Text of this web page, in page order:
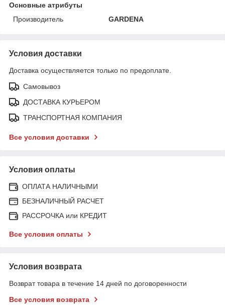
Основные атрибуты
Производитель
GARDENA
Условия доставки
Доставка осуществляется только по предоплате.
Самовывоз
ДОСТАВКА КУРЬЕРОМ
ТРАНСПОРТНАЯ КОМПАНИЯ
Все условия доставки
Условия оплаты
ОПЛАТА НАЛИЧНЫМИ
БЕЗНАЛИЧНЫЙ РАСЧЕТ
РАССРОЧКА или КРЕДИТ
Все условия оплаты
Условия возврата
Возврат товара в течение 14 дней по договоренности
Все условия возврата